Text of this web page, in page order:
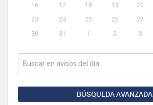
16
17 18 19 20
23
24 25 26 27
30
31 1 2 3
BÚSQUEDA AVANZADA